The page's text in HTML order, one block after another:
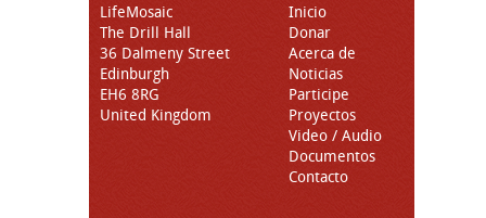
LifeMosaic
The Drill Hall
36 Dalmeny Street
Edinburgh
EH6 8RG
United Kingdom
Inicio
Donar
Acerca de
Noticias
Participe
Proyectos
Video / Audio
Documentos
Contacto